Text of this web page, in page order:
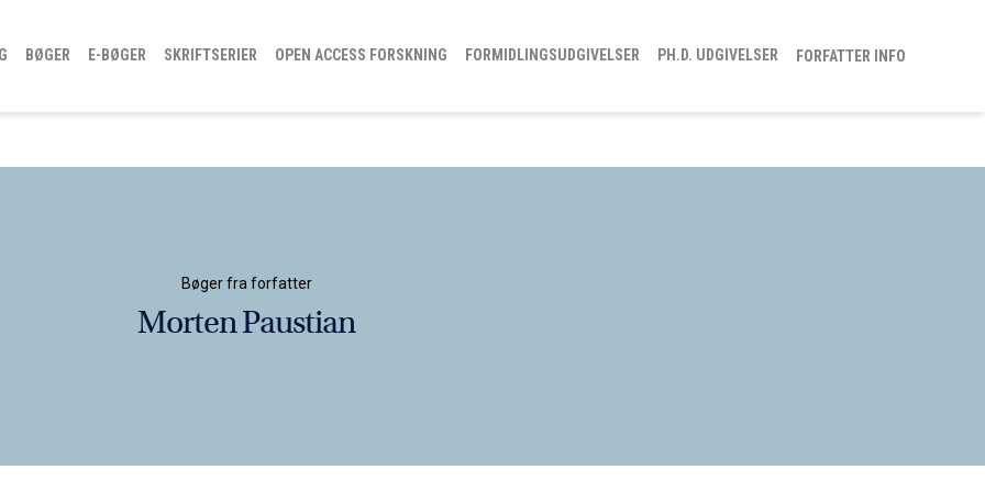
BØGER E-BØGER SKRIFTSERIER OPEN ACCESS FORSKNING FORMIDLINGSUDGIVELSER PH.D. UDGIVELSER FORFATTER INFO
Bøger fra forfatter
Morten Paustian